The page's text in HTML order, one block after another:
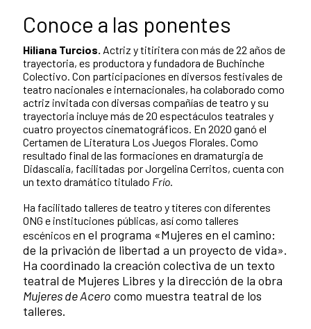
Conoce a las ponentes
Hiliana Turcios. Actriz y titiritera con más de 22 años de
trayectoria, es productora y fundadora de Buchinche
Colectivo. Con participaciones en diversos festivales de
teatro nacionales e internacionales, ha colaborado como
actriz invitada con diversas compañías de teatro y su
trayectoria incluye más de 20 espectáculos teatrales y
cuatro proyectos cinematográficos. En 2020 ganó el
Certamen de Literatura Los Juegos Florales. Como
resultado final de las formaciones en dramaturgia de
Didascalia, facilitadas por Jorgelina Cerritos, cuenta con
un texto dramático titulado Frío.
Ha facilitado talleres de teatro y títeres con diferentes
ONG e instituciones públicas, así como talleres
escénicos en el programa «Mujeres en el camino:
de la privación de libertad a un proyecto de vida».
Ha coordinado la creación colectiva de un texto
teatral de Mujeres Libres y la dirección de la obra
Mujeres de Acero como muestra teatral de los
talleres.